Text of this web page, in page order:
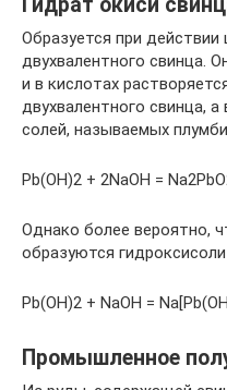
Образуется при
двухвалентного свинца.
и в кислотах
двухвалентного свинца,
солей, называемых
Pb(OH)2 + 2NaOH =
Однако более вероятно,
образуются
Pb(OH)2 + NaOH =
Промышленное